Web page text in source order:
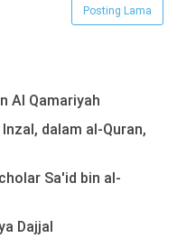
Posting Lama
Al Qamariyah
dalam al-Quran,
Sa'id bin al-
Dajjal